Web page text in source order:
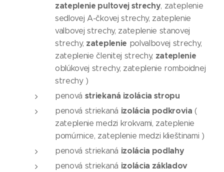
zateplenie pultovej strechy, zateplenie
sedlovej A-čkovej strechy, zateplenie
valbovej strechy, zateplenie stanovej
strechy, zateplenie polvalbovej strechy,
zateplenie členitej strechy, zateplenie
oblúkovej strechy, zateplenie romboidnej
strechy )
penová striekaná izolácia stropu
penová striekaná izolácia podkrovia (
zateplenie medzi krokvami, zateplenie
pomúrnice, zateplenie medzi klieštinami )
penová striekaná izolácia podlahy
penová striekaná izolácia základov